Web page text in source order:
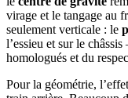
virage et le tangage au
seulement verticale : le
l’essieu et sur le
homologués et du
Pour la géométrie,